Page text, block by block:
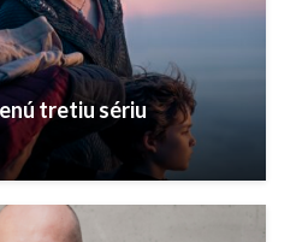
tretiu sériu